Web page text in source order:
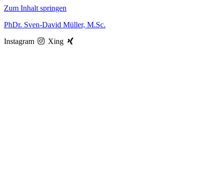
Zum Inhalt springen
PhDr. Sven-David Müller, M.Sc.
Instagram
Xing